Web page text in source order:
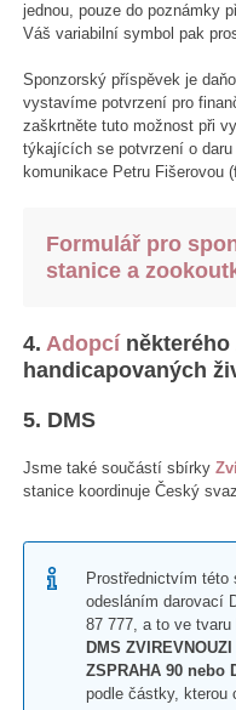
jednou, pouze do poznámky
Váš variabilní symbol pak
Sponzorský příspěvek je
vystavíme potvrzení pro
zaškrtněte tuto možnost při
týkajících se potvrzení o
komunikace Petru Fišerovou (
Formulář pro
stanice a
4.Adopcí
handicapovaných
5. DMS
Jsme také součástí sbírky
stanice koordinuje Český
Prostřednictvím této
odesláním darovací
87 777, a to ve tvaru
DMS
ZSPRAHA 90 nebo
podle částky, kterou